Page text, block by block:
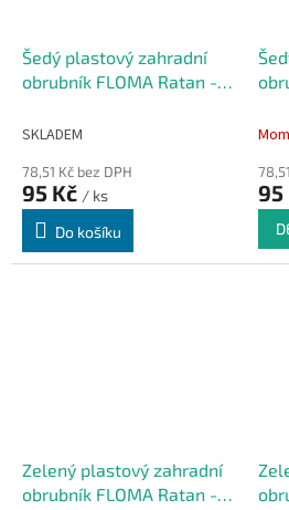
Šedý plastový zahradní
obrubník FLOMA Ratan -
SKLADEM
78,51 Kč bez DPH
95 Kč / ks
Do košíku
95
Zelený plastový zahradní
obrubník FLOMA Ratan -